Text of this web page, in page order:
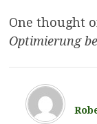
One thought
Optimierung